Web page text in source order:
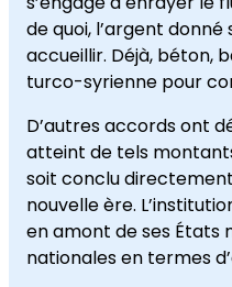
de quoi, l’argent
accueillir. Déjà, béton,
turco-syrienne pour
D’autres accords ont
atteint de tels
soit conclu
nouvelle ère.
en amont de ses États
nationales en termes